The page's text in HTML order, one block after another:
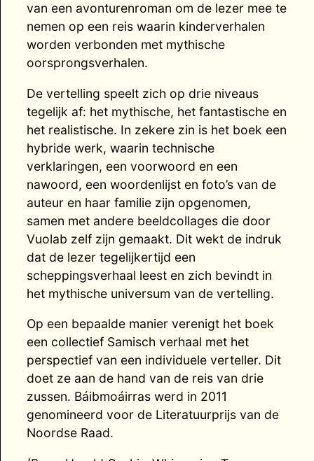
van een avonturenroman om de lezer mee te
nemen op een reis waarin kinderverhalen
worden verbonden met mythische
oorsprongsverhalen.
De vertelling speelt zich op drie niveaus
tegelijk af: het mythische, het fantastische en
het realistische. In zekere zin is het boek een
hybride werk, waarin technische
verklaringen, een voorwoord en een
nawoord, een woordenlijst en foto’s van de
auteur en haar familie zijn opgenomen,
samen met andere beeldcollages die door
Vuolab zelf zijn gemaakt. Dit wekt de indruk
dat de lezer tegelijkertijd een
scheppingsverhaal leest en zich bevindt in
het mythische universum van de vertelling.
Op een bepaalde manier verenigt het boek
een collectief Samisch verhaal met het
perspectief van een individuele verteller. Dit
doet ze aan de hand van de reis van drie
zussen. Báibmoáirras werd in 2011
genomineerd voor de Literatuurprijs van de
Noordse Raad.